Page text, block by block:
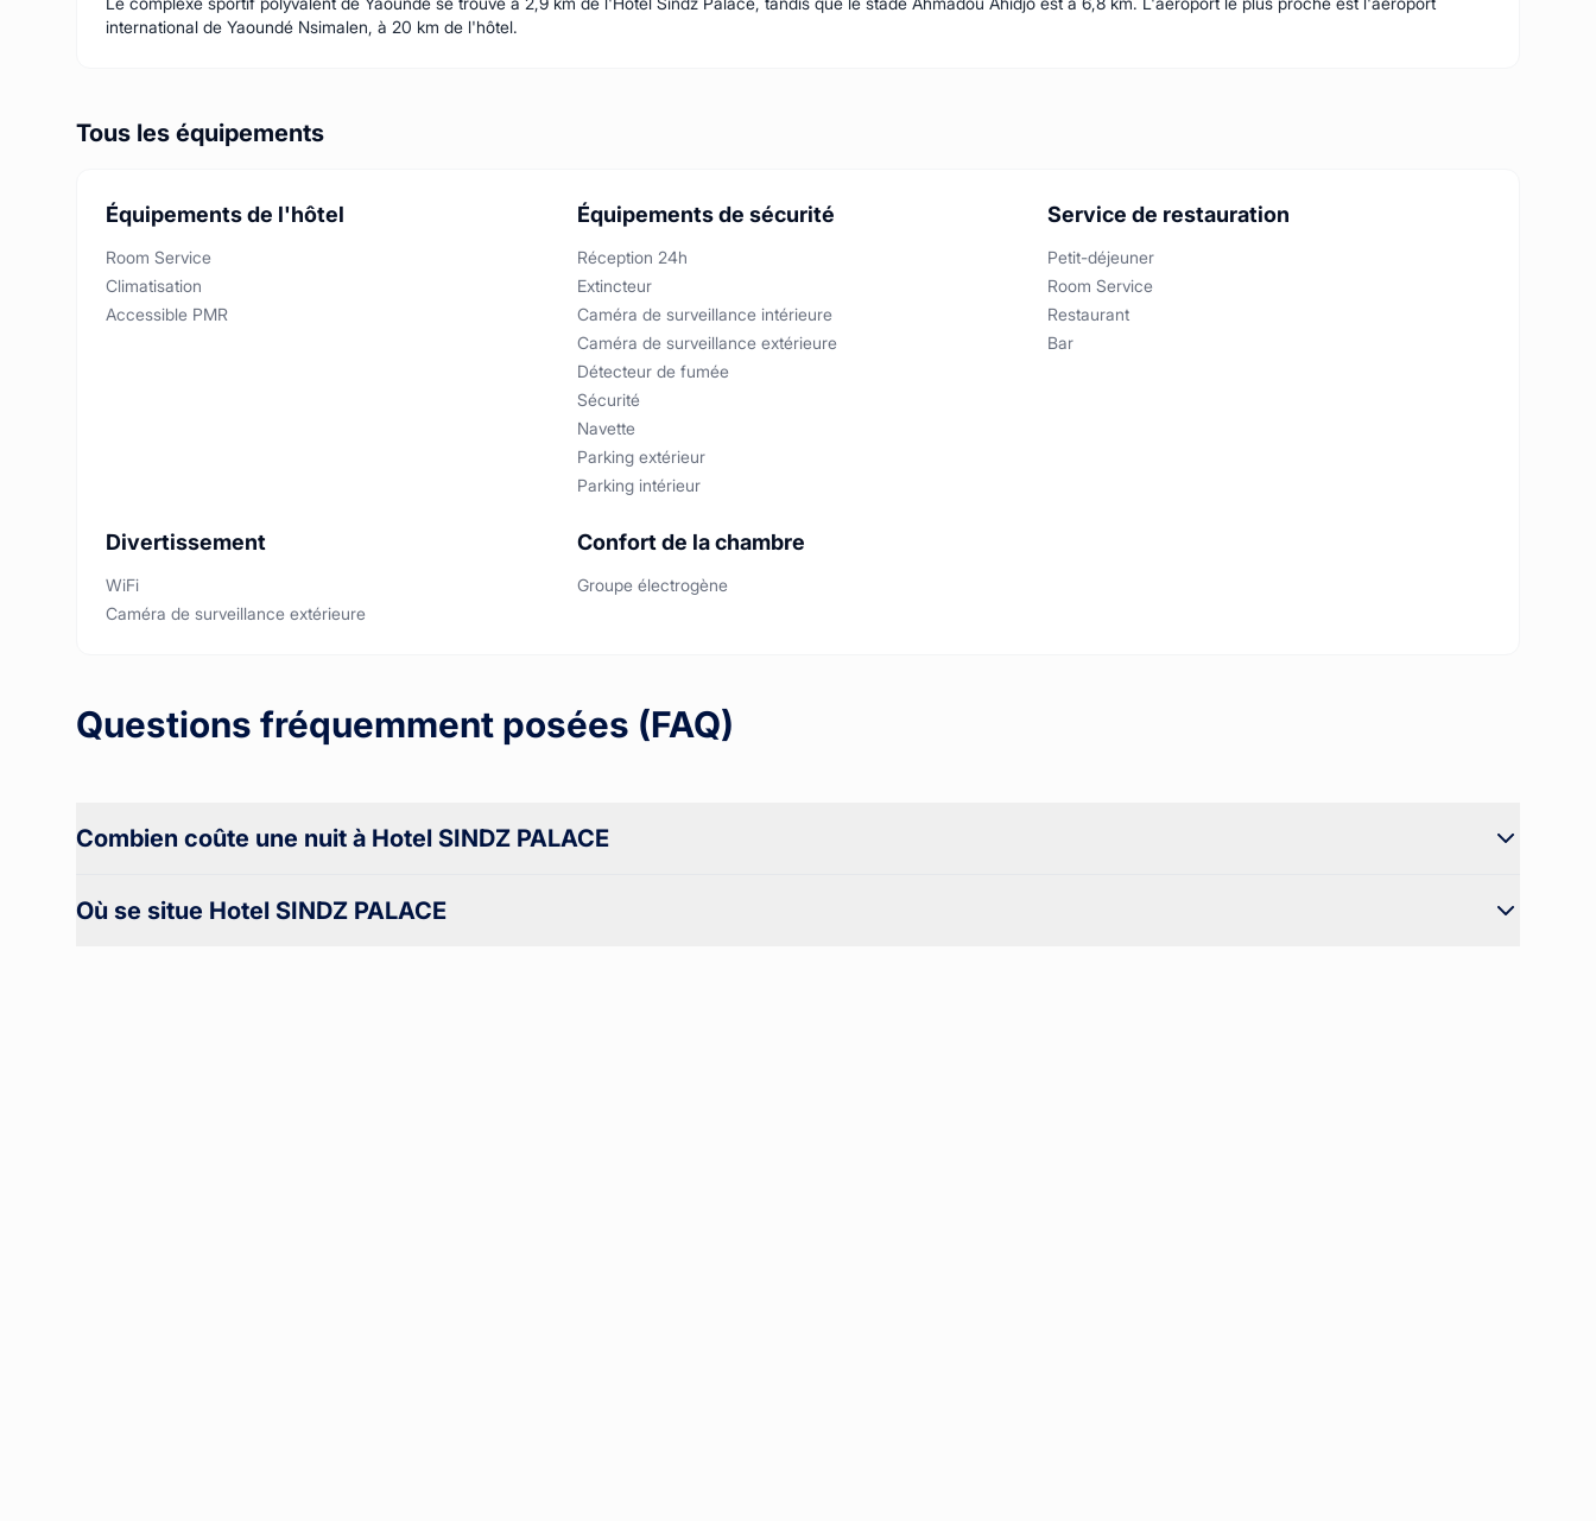
international de Yaoundé Nsimalen, à 20 km de l'hôtel.
Tous les équipements
Équipements de l'hôtel
Room Service
Climatisation
Accessible PMR
Équipements de sécurité
Réception 24h
Extincteur
Caméra de surveillance intérieure
Caméra de surveillance extérieure
Détecteur de fumée
Sécurité
Navette
Parking extérieur
Parking intérieur
Service de restauration
Petit-déjeuner
Room Service
Restaurant
Bar
Divertissement
WiFi
Caméra de surveillance extérieure
Confort de la chambre
Groupe électrogène
Questions fréquemment posées (FAQ)
Combien coûte une nuit à Hotel SINDZ PALACE
Où se situe Hotel SINDZ PALACE